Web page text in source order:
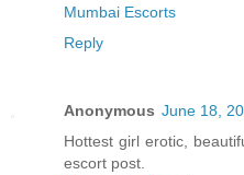
Mumbai Escorts
Reply
Anonymous June 18,
Hottest girl erotic,
escort post.